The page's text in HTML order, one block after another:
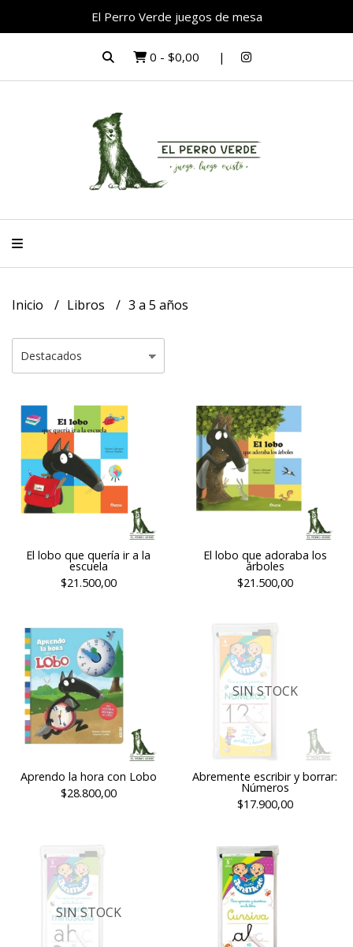
El Perro Verde juegos de mesa
0 - $0,00
Inicio Libros 3 a 5 años
El lobo que quería ir a la
escuela
$21.500,00
El lobo que adoraba los
árboles
$21.500,00
Aprendo la hora con Lobo
$28.800,00
SIN STOCK
Abremente escribir y borrar:
Números
$17.900,00
SIN STOCK